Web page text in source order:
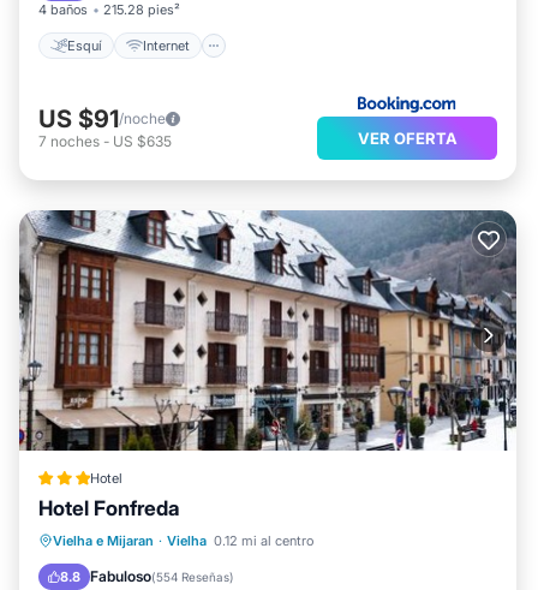
4 baños 215.28 pies²
Esquí Internet
US $91/noche
7 noches - US $635 VER OFERTA
Hotel
Hotel Fonfreda
Vielha e Mijaran · Vielha 0.12 mi al centro
8.8 Fabuloso(554 Reseñas)
Aparcamiento
Esquí
Balcón/Terraza